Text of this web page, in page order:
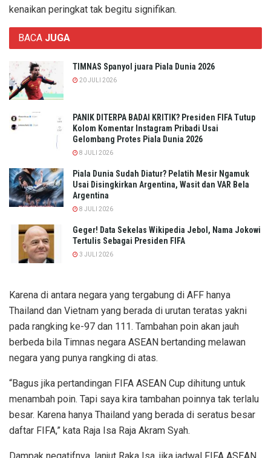
kenaikan peringkat tak begitu signifikan.
BACA JUGA
TIMNAS Spanyol juara Piala Dunia 2026
20 JULI 2026
PANIK DITERPA BADAI KRITIK? Presiden FIFA Tutup
Kolom Komentar Instagram Pribadi Usai
Gelombang Protes Piala Dunia 2026
8 JULI 2026
Piala Dunia Sudah Diatur? Pelatih Mesir Ngamuk
Usai Disingkirkan Argentina, Wasit dan VAR Bela
Argentina
8 JULI 2026
Geger! Data Sekelas Wikipedia Jebol, Nama Jokowi
Tertulis Sebagai Presiden FIFA
3 JULI 2026
Karena di antara negara yang tergabung di AFF hanya
Thailand dan Vietnam yang berada di urutan teratas yakni
pada rangking ke-97 dan 111. Tambahan poin akan jauh
berbeda bila Timnas negara ASEAN bertanding melawan
negara yang punya rangking di atas.
“Bagus jika pertandingan FIFA ASEAN Cup dihitung untuk
menambah poin. Tapi saya kira tambahan poinnya tak terlalu
besar. Karena hanya Thailand yang berada di seratus besar
daftar FIFA,” kata Raja Isa Raja Akram Syah.